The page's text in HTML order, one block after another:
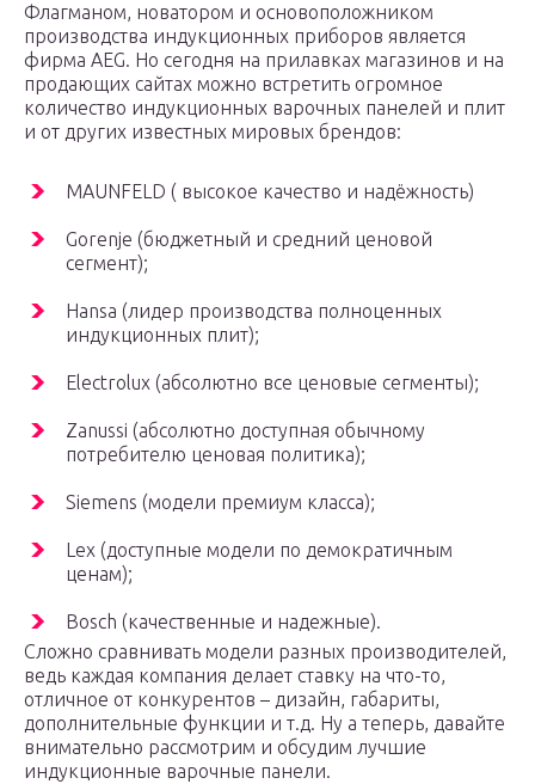
Флагманом, новатором и основоположником
производства индукционных приборов является
фирма AEG. Но сегодня на прилавках магазинов и на
продающих сайтах можно встретить огромное
количество индукционных варочных панелей и плит
и от других известных мировых брендов:
MAUNFELD ( высокое качество и надёжность)
Gorenje (бюджетный и средний ценовой
сегмент);
Hansa (лидер производства полноценных
индукционных плит);
Electrolux (абсолютно все ценовые сегменты);
Zanussi (абсолютно доступная обычному
потребителю ценовая политика);
Siemens (модели премиум класса);
Lex (доступные модели по демократичным
ценам);
Bosch (качественные и надежные).
Сложно сравнивать модели разных производителей,
ведь каждая компания делает ставку на что-то,
отличное от конкурентов – дизайн, габариты,
дополнительные функции и т.д. Ну а теперь, давайте
внимательно рассмотрим и обсудим лучшие
индукционные варочные панели.